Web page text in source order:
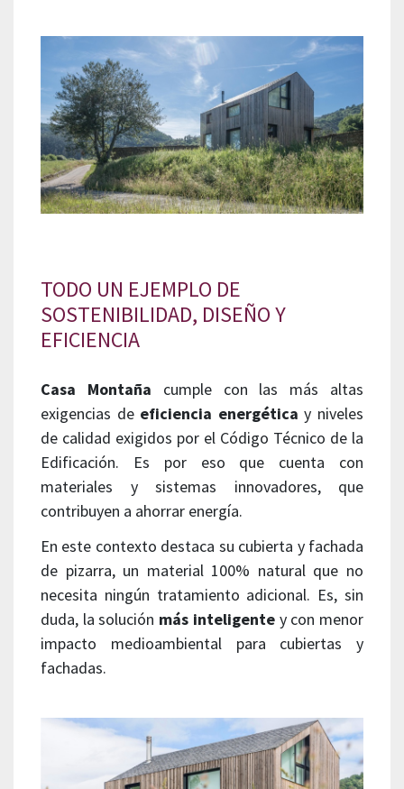
TODO UN EJEMPLO DE
SOSTENIBILIDAD, DISEÑO Y
EFICIENCIA
Casa Montaña cumple con las más altas
exigencias de eficiencia energética y niveles
de calidad exigidos por el Código Técnico de la
Edificación. Es por eso que cuenta con
materiales y sistemas innovadores, que
contribuyen a ahorrar energía.
En este contexto destaca su cubierta y fachada
de pizarra, un material 100% natural que no
necesita ningún tratamiento adicional. Es, sin
duda, la solución más inteligentey con menor
impacto medioambiental para cubiertas y
fachadas.